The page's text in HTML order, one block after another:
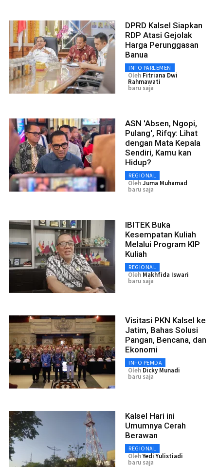
DPRD Kalsel Siapkan
RDP Atasi Gejolak
Harga Perunggasan
Banua
INFO PARLEMEN
Oleh Fitriana Dwi
Rahmawati
baru saja
ASN 'Absen, Ngopi,
Pulang', Rifqy: Lihat
dengan Mata Kepala
Sendiri, Kamu kan
Hidup?
REGIONAL
OlehJuma Muhamad
baru saja
IBITEK Buka
Kesempatan Kuliah
Melalui Program KIP
Kuliah
REGIONAL
Oleh Makhfida Iswari
baru saja
Visitasi PKN Kalsel ke
Jatim, Bahas Solusi
Pangan, Bencana, dan
Ekonomi
INFO PEMDA
Oleh Dicky Munadi
baru saja
Kalsel Hari ini
Umumnya Cerah
Berawan
REGIONAL
OlehYedi Yulistiadi
baru saja